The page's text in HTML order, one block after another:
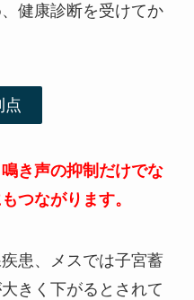
健康診断を受けてか
点
鳴き声の抑制だけでな
つながります。
患、メスでは子宮蓄
きく下がるとされて